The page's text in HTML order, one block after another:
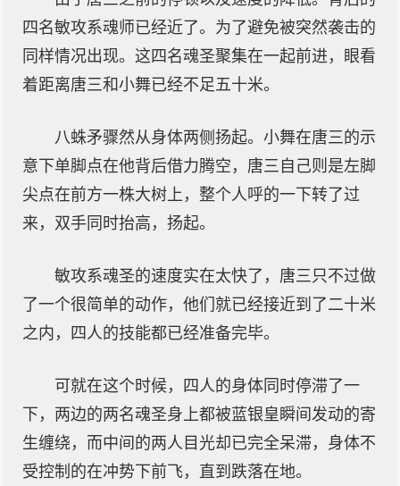
四名敏攻系魂师已经近了。为了避免被突然袭击的
同样情况出现。这四名魂圣聚集在一起前进，眼看
着距离唐三和小舞已经不足五十米。
八蛛矛骤然从身体两侧扬起。小舞在唐三的示
意下单脚点在他背后借力腾空，唐三自己则是左脚
尖点在前方一株大树上，整个人呼的一下转了过
来，双手同时抬高，扬起。
敏攻系魂圣的速度实在太快了，唐三只不过做
了一个很简单的动作，他们就已经接近到了二十米
之内，四人的技能都已经准备完毕。
可就在这个时候，四人的身体同时停滞了一
下，两边的两名魂圣身上都被蓝银皇瞬间发动的寄
生缠绕，而中间的两人目光却已完全呆滞，身体不
受控制的在冲势下前飞，直到跌落在地。